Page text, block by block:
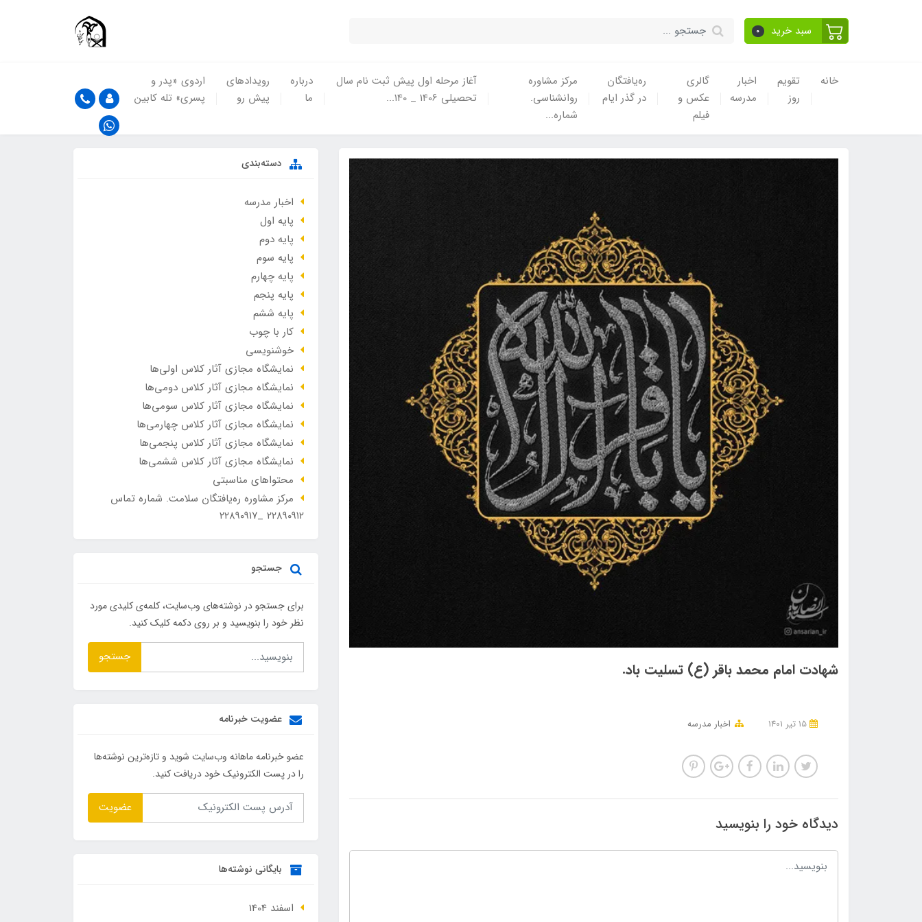
سبد خرید 0
خانه
تقویم
روز
اخبار
مدرسه
گالری
عکس و
فیلم
ره‌یافتگان
در گذر ایام
مرکز مشاوره
روانشناسی.
شماره...
آغاز مرحله اول پیش ثبت نام سال
تحصیلی 1406 _ 140...
درباره
ما
رویدادهای
پیش رو
اردوی «پدر و
پسری» تله کابین
شهادت امام محمد باقر (ع) تسلیت باد.
اخبار مدرسه
دیدگاه خود را بنویسید
دسته‌بندی
اخبار مدرسه
پایه اول
پایه دوم
پایه سوم
پایه چهارم
پایه پنجم
پایه ششم
کار با چوب
خوشنویسی
نمایشگاه مجازی آثار کلاس اولی‌ها
نمایشگاه مجازی آثار کلاس دومی‌ها
نمایشگاه مجازی آثار کلاس سومی‌ها
نمایشگاه مجازی آثار کلاس چهارمی‌ها
نمایشگاه مجازی آثار کلاس پنجمی‌ها
نمایشگاه مجازی آثار کلاس ششمی‌ها
محتواهای مناسبتی
مرکز مشاوره ره‌یافتگان سلامت. شماره تماس
۲۲۸۹۰۹۱۲ _۲۲۸۹۰۹۱۷
جستجو
برای جستجو در نوشته‌های وب‌سایت، کلمه‌ی کلیدی مورد
نظر خود را بنویسید و بر روی دکمه کلیک کنید.
جستجو
عضویت خبرنامه
عضو خبرنامه ماهانه وب‌سایت شوید و تازه‌ترین نوشته‌ها
را در پست الکترونیک خود دریافت کنید.
عضویت
بایگانی نوشته‌ها
اسفند 1404